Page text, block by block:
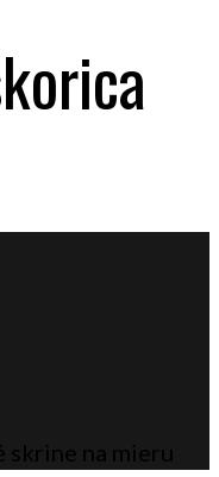
skrine na mieru